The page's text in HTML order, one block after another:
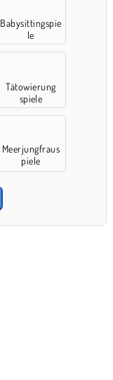
Babysittingspie
le
Tätowierung
spiele
Meerjungfraus
piele